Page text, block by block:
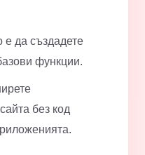
е да създадете
функции.
без код